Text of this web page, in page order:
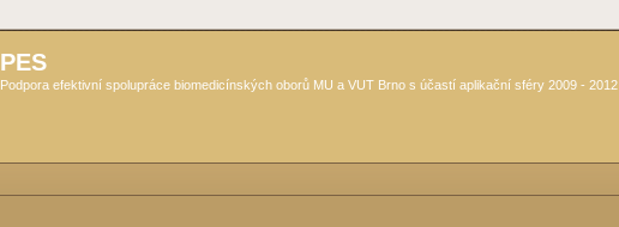
PES
Podpora efektivní spolupráce biomedicínských oborů MU a VUT Brno s účastí aplikační sféry 2009 - 2012